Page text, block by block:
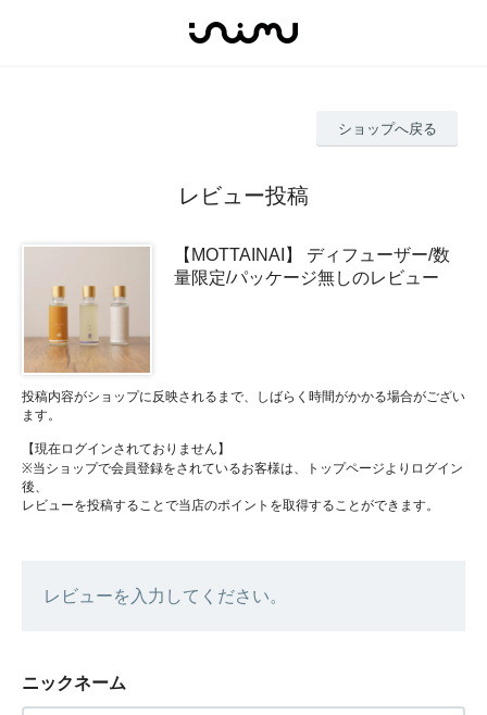
ショップへ戻る
レビュー投稿
【MOTTAINAI】 ディフューザー/数
量限定/パッケージ無しのレビュー
投稿内容がショップに反映されるまで、しばらく時間がかかる場合がござい
ます。
【現在ログインされておりません】
※当ショップで会員登録をされているお客様は、トップページよりログイン
後、
レビューを投稿することで当店のポイントを取得することができます。
レビューを入力してください。
ニックネーム